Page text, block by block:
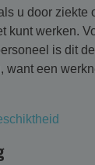
u door ziekte
kunt werken.
is dit
want een